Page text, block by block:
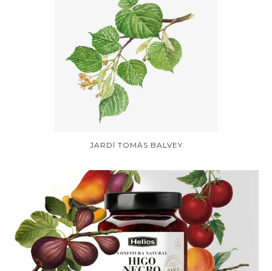
JARDÍ TOMÀS BALVEY